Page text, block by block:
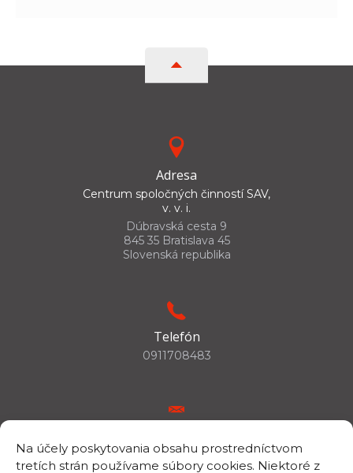
Na účely poskytovania obsahu prostredníctvom
tretích strán používame súbory cookies. Niektoré z
Adresa
Centrum spoločných činností SAV,
v. v. i.
Dúbravská cesta 9
845 35 Bratislava 45
Slovenská republika
Telefón
0911708483
csc.info@savba.sk